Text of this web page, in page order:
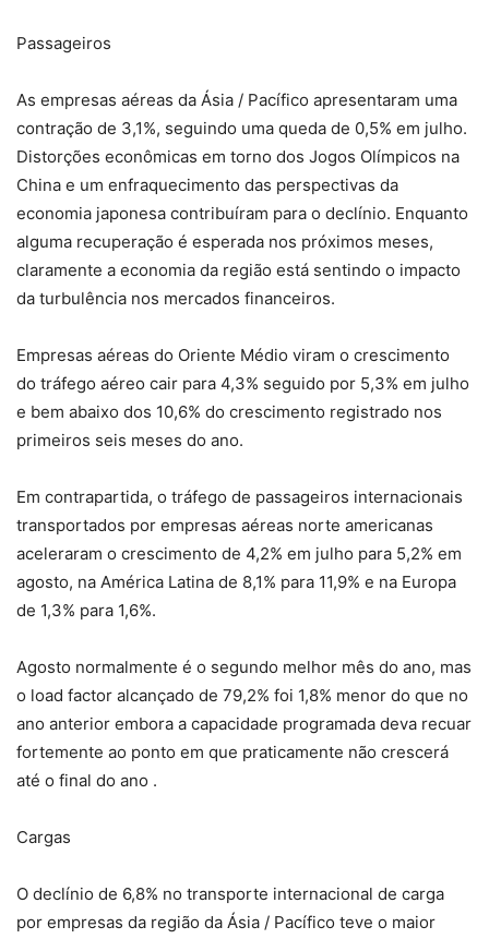
Passageiros
As empresas aéreas da Ásia / Pacífico apresentaram uma
contração de 3,1%, seguindo uma queda de 0,5% em julho.
Distorções econômicas em torno dos Jogos Olímpicos na
China e um enfraquecimento das perspectivas da
economia japonesa contribuíram para o declínio. Enquanto
alguma recuperação é esperada nos próximos meses,
claramente a economia da região está sentindo o impacto
da turbulência nos mercados financeiros.
Empresas aéreas do Oriente Médio viram o crescimento
do tráfego aéreo cair para 4,3% seguido por 5,3% em julho
e bem abaixo dos 10,6% do crescimento registrado nos
primeiros seis meses do ano.
Em contrapartida, o tráfego de passageiros internacionais
transportados por empresas aéreas norte americanas
aceleraram o crescimento de 4,2% em julho para 5,2% em
agosto, na América Latina de 8,1% para 11,9% e na Europa
de 1,3% para 1,6%.
Agosto normalmente é o segundo melhor mês do ano, mas
o load factor alcançado de 79,2% foi 1,8% menor do que no
ano anterior embora a capacidade programada deva recuar
fortemente ao ponto em que praticamente não crescerá
até o final do ano .
Cargas
O declínio de 6,8% no transporte internacional de carga
por empresas da região da Ásia / Pacífico teve o maior